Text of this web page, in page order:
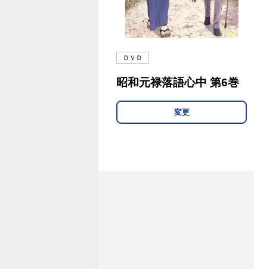
ＤＶＤ
昭和元禄落語心中 第6巻
変更